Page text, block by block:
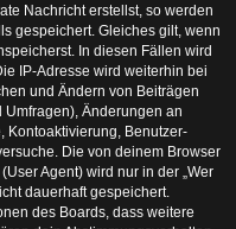
Nachricht erstellst, so werden
gespeichert. Gleiches gilt, wenn
In diesen Fällen wird
IP-Adresse wird weiterhin bei
und Ändern von Beiträgen
Änderungen an
Kontoaktivierung, Benutzer-
Die von deinem Browser
Agent) wird nur in der „Wer
dauerhaft gespeichert.
des Boards, dass weitere